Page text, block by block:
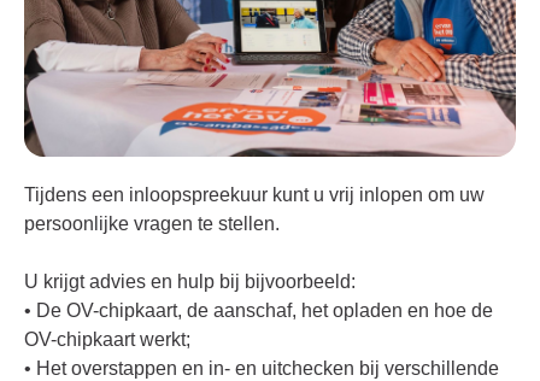
Tijdens een inloopspreekuur kunt u vrij inlopen om uw
persoonlijke vragen te stellen.
U krijgt advies en hulp bij bijvoorbeeld:
• De OV-chipkaart, de aanschaf, het opladen en hoe de
OV-chipkaart werkt;
• Het overstappen en in- en uitchecken bij verschillende